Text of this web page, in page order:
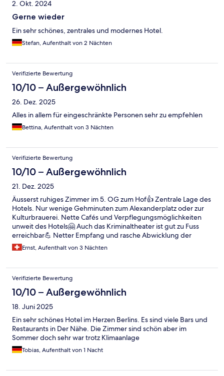
2. Okt. 2024
Gerne wieder
Ein sehr schönes, zentrales und modernes Hotel.
Stefan, Aufenthalt von 2 Nächten
Verifizierte Bewertung
10/10 – Außergewöhnlich
26. Dez. 2025
Alles in allem für eingeschränkte Personen sehr zu empfehlen
Bettina, Aufenthalt von 3 Nächten
Verifizierte Bewertung
10/10 – Außergewöhnlich
21. Dez. 2025
Äusserst ruhiges Zimmer im 5. OG zum Hof👍 Zentrale Lage des
Hotels. Nur wenige Gehminuten zum Alexanderplatz oder zur
Kulturbrauerei. Nette Cafés und Verpflegungsmöglichkeiten
unweit des Hotels🤗 Auch das Kriminaltheater ist gut zu Fuss
erreichbar💪 Netter Empfang und rasche Abwicklung der
Zimmerzuteilung. Rundum ein gelungenes Stadtweekend-
Angebot🙏🎄
Ernst, Aufenthalt von 3 Nächten
Verifizierte Bewertung
10/10 – Außergewöhnlich
18. Juni 2025
Ein sehr schönes Hotel im Herzen Berlins. Es sind viele Bars und
Restaurants in Der Nähe. Die Zimmer sind schön aber im
Sommer doch sehr war trotz Klimaanlage
Tobias, Aufenthalt von 1 Nacht